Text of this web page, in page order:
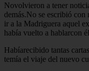
Novolvieron a tener
demás.No se escribió
ir a la Madriguera aquel
había vuelto a hablarcon
Habíarecibido tantas
temía el viaje del nuevo